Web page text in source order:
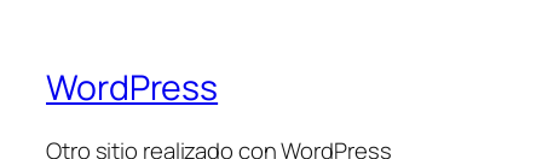
WordPress
Otro sitio realizado con WordPress